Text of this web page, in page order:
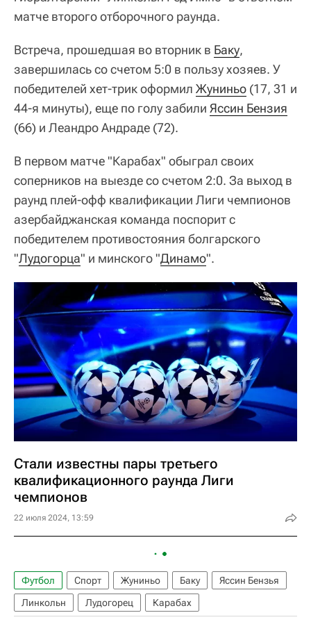
матче второго отборочного раунда.
Встреча, прошедшая во вторник в Баку,
завершилась со счетом 5:0 в пользу хозяев. У
победителей хет-трик оформил Жуниньо (17, 31 и
44-я минуты), еще по голу забили Яссин Бензия
(66) и Леандро Андраде (72).
В первом матче "Карабах" обыграл своих
соперников на выезде со счетом 2:0. За выход в
раунд плей-офф квалификации Лиги чемпионов
азербайджанская команда поспорит с
победителем противостояния болгарского
"Лудогорца" и минского "Динамо".
Стали известны пары третьего
квалификационного раунда Лиги
чемпионов
22 июля 2024, 13:59
Футбол Спорт Жуниньо Баку
Яссин Бензья
Линкольн
Лудогорец Карабах